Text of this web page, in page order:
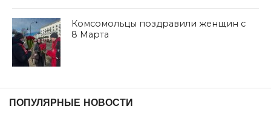
Комсомольцы поздравили женщин с
8 Марта